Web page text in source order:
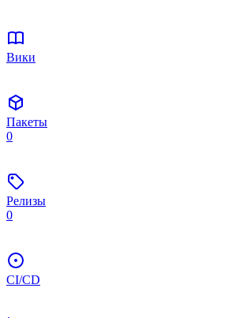
Вики
Пакеты
0
Релизы
0
CI/CD